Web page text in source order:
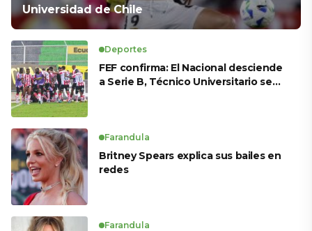
Universidad de Chile
Deportes
FEF confirma: El Nacional desciende
a Serie B, Técnico Universitario se
Farandula
Britney Spears explica sus bailes en
redes
Farandula